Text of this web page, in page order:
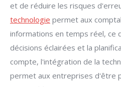
et de réduire les risques
technologie permet aux
informations en temps réel, ce
décisions éclairées et la
compte, l'intégration de la
permet aux entreprises d'être